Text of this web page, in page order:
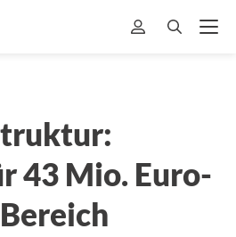
43 Mio. Euro-